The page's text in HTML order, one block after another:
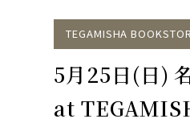
TEGAMISHA
5月25日(日)
at